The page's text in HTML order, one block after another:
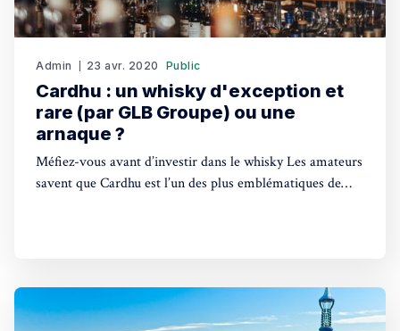
Admin 23 avr. 2020 Public
Cardhu : un whisky d'exception et
rare (par GLB Groupe) ou une
arnaque ?
Méfiez-vous avant d’investir dans le whisky Les amateurs
savent que Cardhu est l’un des plus emblématiques de